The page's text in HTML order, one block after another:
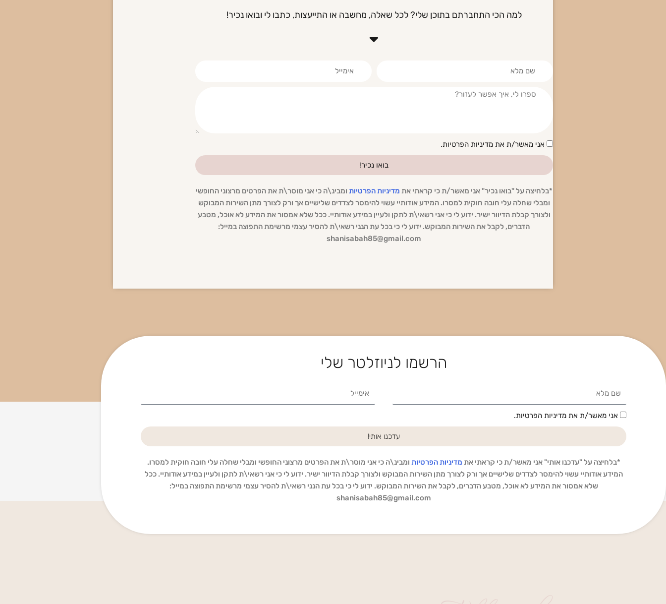
למה הכי התחברתם בתוכן שלי? לכל שאלה, מחשבה או התייעצות, כתבו לי ובואו נכיר!
הסכמה
אני מאשר/ת את מדיניות הפרטיות.
בואו נכיר!
*בלחיצה על "בואו נכיר" אני מאשר/ת כי קראתי את מדיניות הפרטיות ומבינ\ה כי אני מוסר\ת את הפרטים מרצוני החופשי
ומבלי שחלה עלי חובה חוקית למסרו. המידע אודותיי עשוי להימסר לצדדים שלישיים אך ורק לצורך מתן השירות המבוקש
ולצורך קבלת הדיוור ישיר. ידוע לי כי אני רשאי\ת לתקן ולעיין במידע אודותיי. ככל שלא אמסור את המידע לא אוכל, מטבע
הדברים, לקבל את השירות המבוקש. ידוע לי כי בכל עת הנני רשאי\ת להסיר עצמי מרשימת התפוצה במייל:
shanisabah85@gmail.com
הרשמו לניוזלטר שלי
הסכמה
אני מאשר/ת את מדיניות הפרטיות.
עדכנו אותי!
*בלחיצה על "עדכנו אותי" אני מאשר/ת כי קראתי את מדיניות הפרטיות ומבינ\ה כי אני מוסר\ת את הפרטים מרצוני החופשי ומבלי שחלה עלי חובה חוקית למסרו.
המידע אודותיי עשוי להימסר לצדדים שלישיים אך ורק לצורך מתן השירות המבוקש ולצורך קבלת הדיוור ישיר. ידוע לי כי אני רשאי\ת לתקן ולעיין במידע אודותיי. ככל
שלא אמסור את המידע לא אוכל, מטבע הדברים, לקבל את השירות המבוקש. ידוע לי כי בכל עת הנני רשאי\ת להסיר עצמי מרשימת התפוצה במייל:
shanisabah85@gmail.com